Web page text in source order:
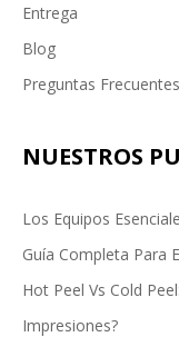
Entrega
Blog
Preguntas Frecuentes
NUESTROS
Los Equipos
Guía Completa Para
Hot Peel Vs Cold
Impresiones?